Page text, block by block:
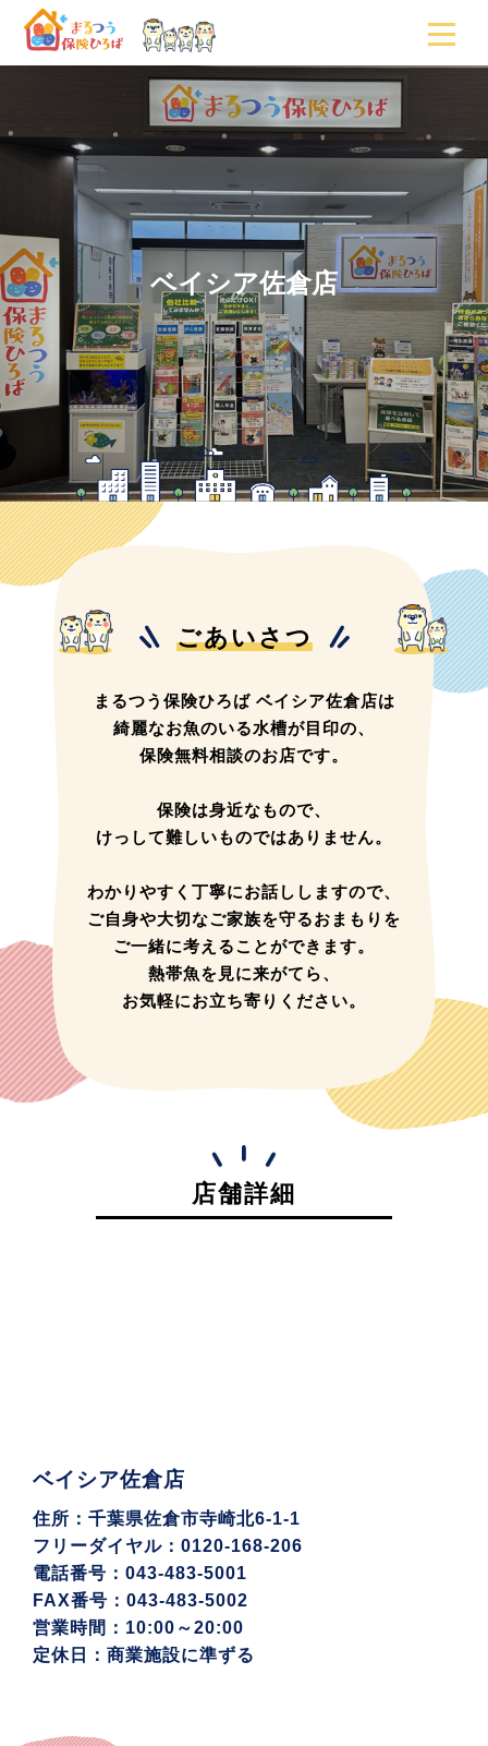
ベイシア佐倉店
ごあいさつ
まるつう保険ひろば ベイシア佐倉店は
綺麗なお魚のいる水槽が目印の、
保険無料相談のお店です。
保険は身近なもので、
けっして難しいものではありません。
わかりやすく丁寧にお話ししますので、
ご自身や大切なご家族を守るおまもりを
ご一緒に考えることができます。
熱帯魚を見に来がてら、
お気軽にお立ち寄りください。
店舗詳細
ベイシア佐倉店
住所：千葉県佐倉市寺崎北6-1-1
フリーダイヤル：0120-168-206
電話番号：043-483-5001
FAX番号：043-483-5002
営業時間：10:00～20:00
定休日：商業施設に準ずる